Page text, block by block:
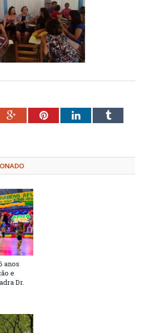
Google+PinterestLinkedInTumblr
anos
e
Dr.